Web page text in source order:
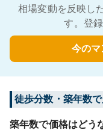
相場変動を反映し
す。登
今の
徒歩分数・築年数
築年数で価格はどう